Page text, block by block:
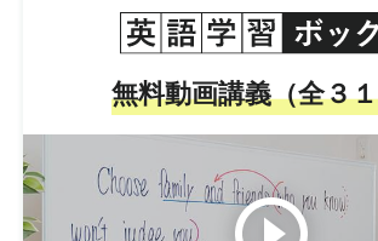
無料動画講義（全３